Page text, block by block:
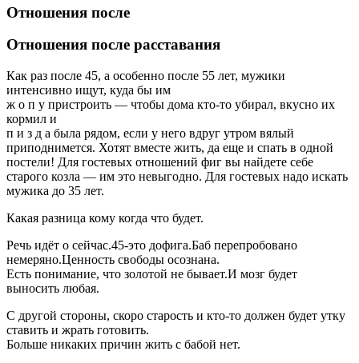
Отношения после
Отношения после расставания
Как раз после 45, а особенно после 55 лет, мужики
интенсивно ищут, куда бы им
ж о п у пристроить — чтобы дома кто-то убирал, вкусно их
кормил и
п и з д а была рядом, если у него вдруг утром вялый
приподнимется. Хотят вместе жить, да еще и спать в одной
постели! Для гостевых отношений фиг вы найдете себе
старого козла — им это невыгодно. Для гостевых надо искать
мужика до 35 лет.
Какая разница кому когда что будет.
Речь идёт о сейчас.45-это дофига.Баб перепробовано
немеряно.Ценность свободы осознана.
Есть понимание, что золотой не бывает.И мозг будет
выносить любая.
С другой стороны, скоро старость и кто-то должен будет утку
ставить и жрать готовить.
Больше никаких причин жить с бабой нет.